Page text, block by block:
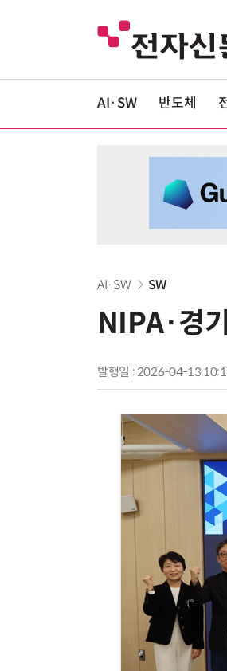
AI·SW 반도체
AI·SW SW
NIPA·경
발행일 : 2026-04-13